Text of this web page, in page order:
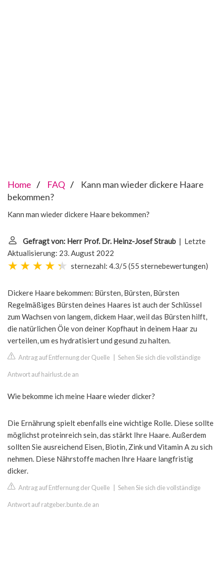
Home FAQ
Kann man wieder dickere Haare
bekommen?
Kann man wieder dickere Haare bekommen?
Gefragt von: Herr Prof. Dr. Heinz-Josef Straub | Letzte
Aktualisierung: 23. August 2022
sternezahl: 4.3/5 (55 sternebewertungen)
Dickere Haare bekommen: Bürsten, Bürsten, Bürsten
Regelmäßiges Bürsten deines Haares ist auch der Schlüssel
zum Wachsen von langem, dickem Haar, weil das Bürsten hilft,
die natürlichen Öle von deiner Kopfhaut in deinem Haar zu
verteilen, um es hydratisiert und gesund zu halten.
Antrag auf Entfernung der Quelle Sehen Sie sich die vollständige
Antwort auf hairlust.de an
Wie bekomme ich meine Haare wieder dicker?
Die Ernährung spielt ebenfalls eine wichtige Rolle. Diese sollte
möglichst proteinreich sein, das stärkt Ihre Haare. Außerdem
sollten Sie ausreichend Eisen, Biotin, Zink und Vitamin A zu sich
nehmen. Diese Nährstoffe machen Ihre Haare langfristig
dicker.
Antrag auf Entfernung der Quelle Sehen Sie sich die vollständige
Antwort auf ratgeber.bunte.de an